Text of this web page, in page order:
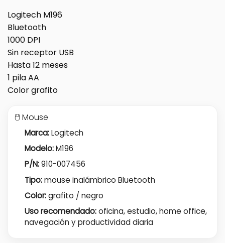
Logitech M196
Bluetooth
1000 DPI
Sin receptor USB
Hasta 12 meses
1 pila AA
Color grafito
🖱️ Mouse
Marca:Logitech
Modelo:M196
P/N:910-007456
Tipo:mouse inalámbrico Bluetooth
Color:grafito / negro
Uso recomendado:oficina, estudio, home office,
navegación y productividad diaria